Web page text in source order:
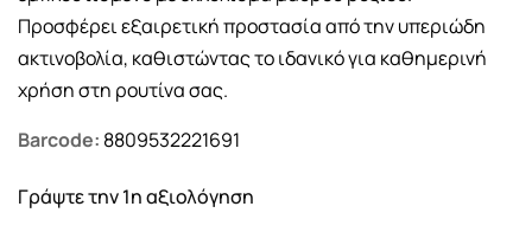
Προσφέρει εξαιρετική προστασία από την υπεριώδη
ακτινοβολία, καθιστώντας το ιδανικό για καθημερινή
χρήση στη ρουτίνα σας.
Barcode: 8809532221691
Γράψτε την 1η αξιολόγηση